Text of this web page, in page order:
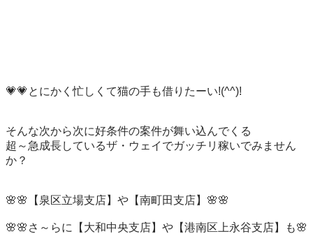
💗💗とにかく忙しくて猫の手も借りたーい!(^^)!
そんな次から次に好条件の案件が舞い込んでくる
超～急成長しているザ・ウェイでガッチリ稼いでみません
か？
🌸🌸【泉区立場支店】や【南町田支店】🌸🌸
🌸🌸さ～らに【大和中央支店】や【港南区上永谷支店】も🌸